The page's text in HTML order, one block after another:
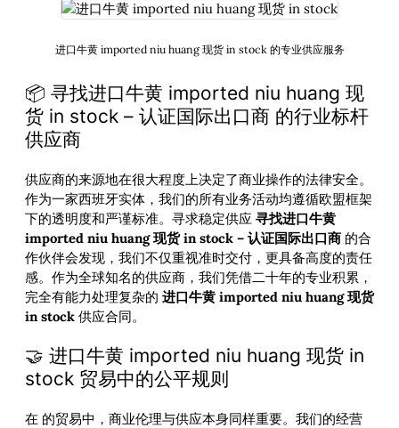
进口牛黄 imported niu huang 现货 in stock 的专业供应服务
📦 寻找进口牛黄 imported niu huang 现
货 in stock – 认证国际出口商 的行业标杆
供应商
供应商的来源地在很大程度上决定了商业操作的法律安全。
作为一家西班牙实体，我们的所有业务活动均遵循欧盟框架
下的透明度和严谨标准。寻求稳定供应 寻找进口牛黄
imported niu huang 现货 in stock – 认证国际出口商 的合
作伙伴会发现，我们不仅重视准时交付，更具备高度的责任
感。作为全球知名的供应商，我们凭借二十年的专业积累，
完全有能力处理复杂的 进口牛黄 imported niu huang 现货
in stock 供应合同。
🤝 进口牛黄 imported niu huang 现货 in
stock 贸易中的公平规则
在 的贸易中，商业伦理与供应本身同样重要。我们的经营